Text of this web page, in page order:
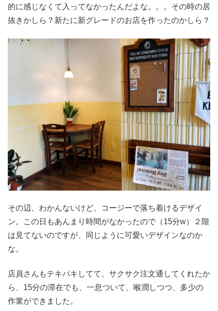
的に感じなくて入ってなかったんだよな。。。その時の居
抜きかしら？新たに新グレードのお店を作ったのかしら？
その辺、わかんないけど、コージーで落ち着けるデザイ
ン。この日もあんまり時間がなかったので（15分w）２階
は見てないのですが、同じように可愛いデザインなのか
な。
店員さんもテキパキしてて、サクサク注文通してくれたか
ら、15分の滞在でも、一息ついて、喉潤しつつ、多少の
作業ができました。